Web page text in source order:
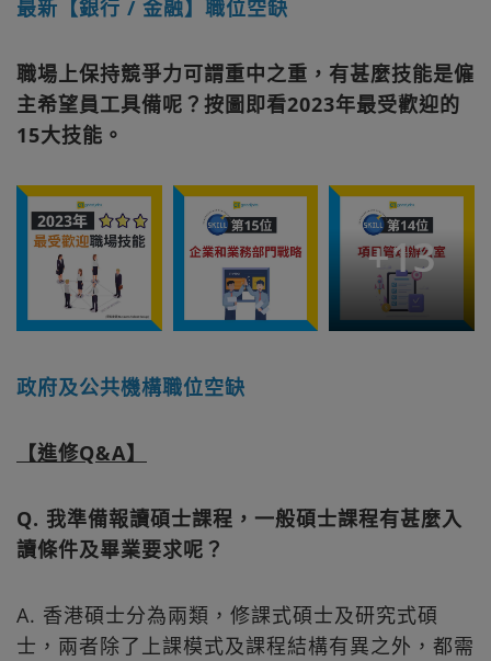
最新【銀行 / 金融】職位空缺
職場上保持競爭力可謂重中之重，有甚麼技能是僱
主希望員工具備呢？按圖即看2023年最受歡迎的
15大技能。
+13
政府及公共機構職位空缺
【進修Q&A】
Q. 我準備報讀碩士課程，一般碩士課程有甚麼入
讀條件及畢業要求呢？
A. 香港碩士分為兩類，修課式碩士及研究式碩
士，兩者除了上課模式及課程結構有異之外，都需